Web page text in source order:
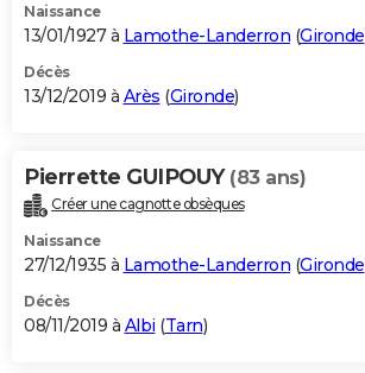
Naissance
13/01/1927 à Lamothe-Landerron (Gironde
Décès
13/12/2019 à Arès (Gironde)
Pierrette GUIPOUY (83 ans)
Créer une cagnotte obsèques
Naissance
27/12/1935 à Lamothe-Landerron (Gironde
Décès
08/11/2019 à Albi (Tarn)